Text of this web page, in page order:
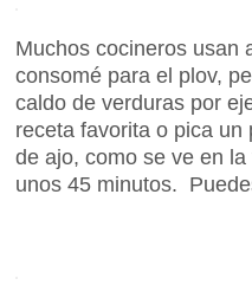
Muchos cocineros usan
consomé para el plov,
caldo de verduras por
receta favorita o pica
de ajo, como se ve en la
unos 45 minutos.